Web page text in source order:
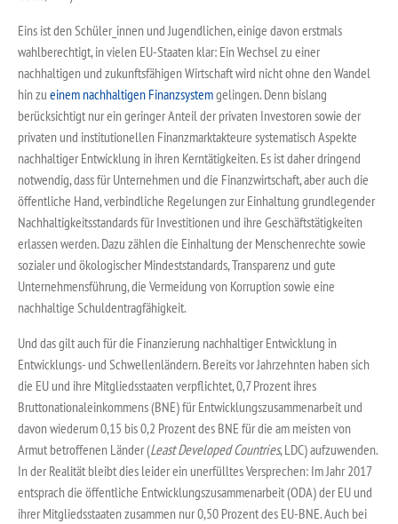
Eins ist den Schüler_innen und Jugendlichen, einige davon erstmals
wahlberechtigt, in vielen EU-Staaten klar: Ein Wechsel zu einer
nachhaltigen und zukunftsfähigen Wirtschaft wird nicht ohne den Wandel
hin zu einem nachhaltigen Finanzsystemgelingen. Denn bislang
berücksichtigt nur ein geringer Anteil der privaten Investoren sowie der
privaten und institutionellen Finanzmarktakteure systematisch Aspekte
nachhaltiger Entwicklung in ihren Kerntätigkeiten. Es ist daher dringend
notwendig, dass für Unternehmen und die Finanzwirtschaft, aber auch die
öffentliche Hand, verbindliche Regelungen zur Einhaltung grundlegender
Nachhaltigkeitsstandards für Investitionen und ihre Geschäftstätigkeiten
erlassen werden. Dazu zählen die Einhaltung der Menschenrechte sowie
sozialer und ökologischer Mindeststandards, Transparenz und gute
Unternehmensführung, die Vermeidung von Korruption sowie eine
nachhaltige Schuldentragfähigkeit.
Und das gilt auch für die Finanzierung nachhaltiger Entwicklung in
Entwicklungs- und Schwellenländern. Bereits vor Jahrzehnten haben sich
die EU und ihre Mitgliedsstaaten verpflichtet, 0,7 Prozent ihres
Bruttonationaleinkommens (BNE) für Entwicklungszusammenarbeit und
davon wiederum 0,15 bis 0,2 Prozent des BNE für die am meisten von
Armut betroffenen Länder (Least Developed Countries, LDC) aufzuwenden.
In der Realität bleibt dies leider ein unerfülltes Versprechen: Im Jahr 2017
entsprach die öffentliche Entwicklungszusammenarbeit (ODA) der EU und
ihrer Mitgliedsstaaten zusammen nur 0,50 Prozent des EU-BNE. Auch bei